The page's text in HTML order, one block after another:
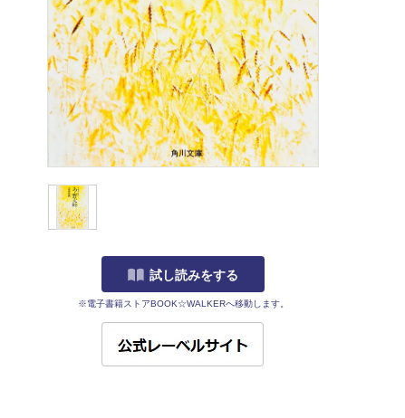
試し読みをする
※電子書籍ストアBOOK☆WALKERへ移動します。